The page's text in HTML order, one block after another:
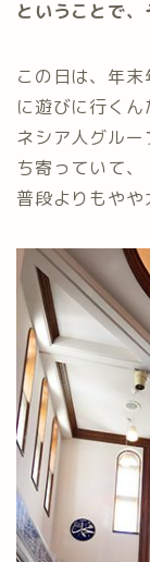
ということで、
この日は、年
に遊びに行く
ネシア人グル
ち寄っていて、
普段よりもやや